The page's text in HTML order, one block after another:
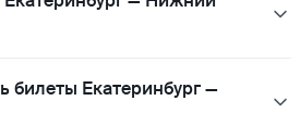
билеты Екатеринбург —